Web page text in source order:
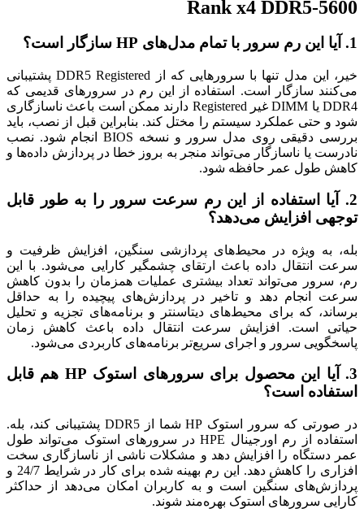
Rank x4 DDR5-5600
1. آیا این رم سرور با تمام مدل‌های HP سازگار است؟
خیر، این مدل تنها با سرورهایی که از DDR5 Registered پشتیبانی
می‌کنند سازگار است. استفاده از این رم در سرورهای قدیمی که
DDR4 یا DIMM غیر Registered دارند ممکن است باعث ناسازگاری
شود و حتی عملکرد سیستم را مختل کند. بنابراین قبل از نصب، باید
بررسی دقیقی روی مدل سرور و نسخه BIOS انجام شود. نصب
نادرست یا ناسازگار می‌تواند منجر به بروز خطا در پردازش داده‌ها و
کاهش طول عمر حافظه شود.
2. آیا استفاده از این رم سرعت سرور را به طور قابل
توجهی افزایش می‌دهد؟
بله، به ویژه در محیط‌های پردازشی سنگین، افزایش ظرفیت و
سرعت انتقال داده باعث ارتقای چشمگیر کارایی می‌شود. با این
رم، سرور می‌تواند تعداد بیشتری عملیات همزمان را بدون کاهش
سرعت انجام دهد و تاخیر در پردازش‌های پیچیده را به حداقل
برساند، که برای محیط‌های دیتاسنتر و برنامه‌های تجزیه و تحلیل
حیاتی است. افزایش سرعت انتقال داده باعث کاهش زمان
پاسخگویی سرور و اجرای سریع‌تر برنامه‌های کاربردی می‌شود.
3. آیا این محصول برای سرورهای استوک HP هم قابل
استفاده است؟
در صورتی که سرور استوک HP شما از DDR5 پشتیبانی کند، بله.
استفاده از رم اورجینال HPE در سرورهای استوک می‌تواند طول
عمر دستگاه را افزایش دهد و مشکلات ناشی از ناسازگاری سخت
افزاری را کاهش دهد. این رم بهینه شده برای کار در شرایط 24/7 و
پردازش‌های سنگین است و به کاربران امکان می‌دهد از حداکثر
کارایی سرورهای استوک بهره‌مند شوند.